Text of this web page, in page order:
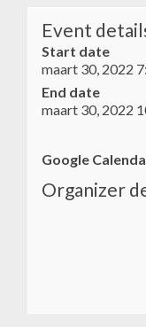
Event
Start date
maart 30, 2022
End date
maart 30, 2022
Google
Organizer